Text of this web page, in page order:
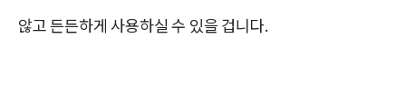
않고 든든하게 사용하실 수 있을 겁니다.